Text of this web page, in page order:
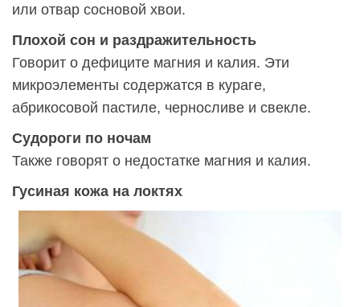
или отвар сосновой хвои.
Плохой сон и раздражительность
Говорит о дефиците магния и калия. Эти
микроэлементы содержатся в кураге,
абрикосовой пастиле, черносливе и свекле.
Судороги по ночам
Также говорят о недостатке магния и калия.
Гусиная кожа на локтях